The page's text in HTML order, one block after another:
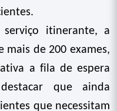
itinerante, a
mais de 200 exames,
a fila de espera
que ainda
que necessitam